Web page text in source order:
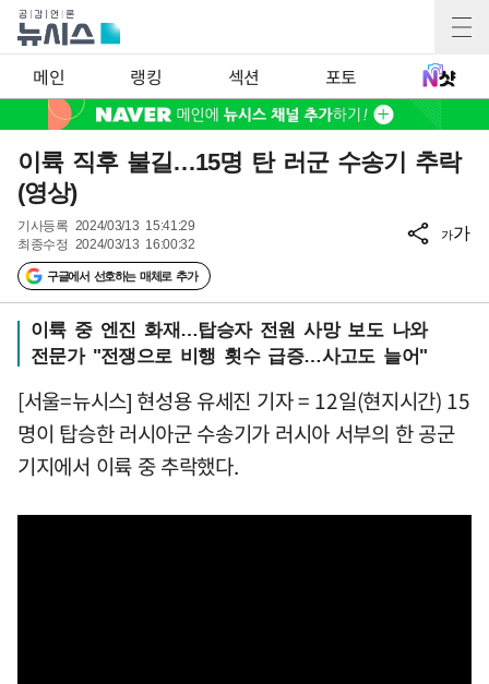
메인 랭킹 섹션 포토
이륙 직후 불길…15명 탄 러군 수송기 추락
(영상)
기사등록 2024/03/13 15:41:29
최종수정 2024/03/13 16:00:32
구글에서 선호하는 매체로 추가
가가
이륙 중 엔진 화재…탑승자 전원 사망 보도 나와
전문가 "전쟁으로 비행 횟수 급증…사고도 늘어"
[서울=뉴시스] 현성용 유세진 기자 = 12일(현지시간) 15
명이 탑승한 러시아군 수송기가 러시아 서부의 한 공군
기지에서 이륙 중 추락했다.